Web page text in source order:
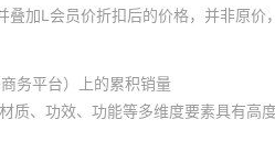
加L会员价折扣后的价格，并非原价
务平台）上的累积销量
质、功效、功能等多维度要素具有高